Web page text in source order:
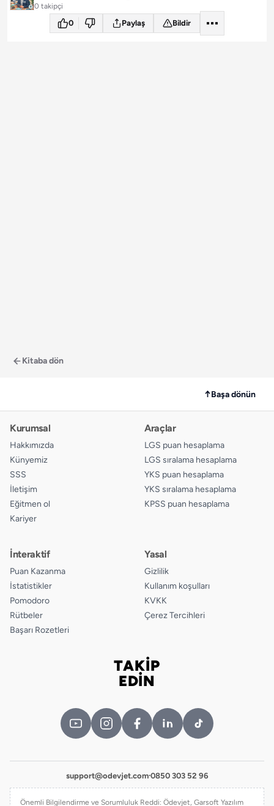
0 takipçi
0 Paylaş Bildir
Kitaba dön
↑Başa dönün
Kurumsal
Hakkımızda
Künyemiz
SSS
İletişim
Eğitmen ol
Kariyer
Araçlar
LGS puan hesaplama
LGS sıralama hesaplama
YKS puan hesaplama
YKS sıralama hesaplama
KPSS puan hesaplama
İnteraktif
Puan Kazanma
İstatistikler
Pomodoro
Rütbeler
Başarı Rozetleri
Yasal
Gizlilik
Kullanım koşulları
KVKK
Çerez Tercihleri
TAKİP
EDİN
support@odevjet.com·0850 303 52 96
Önemli Bilgilendirme ve Sorumluluk Reddi: Ödevjet, Garsoft Yazılım